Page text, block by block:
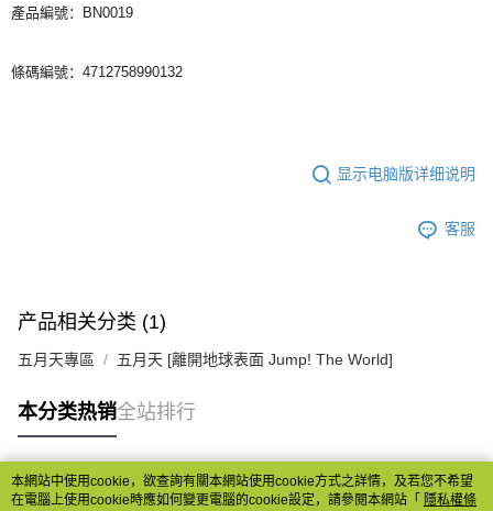
每笔NT$65，满NT$1,000(含以上)免运费
每笔NT$85，满NT$1,000(含以上)免运费
產品編號：BN0019
條碼編號：4712758990132
显示电脑版详细说明
客服
产品相关分类 (1)
五月天專區 五月天 [離開地球表面 Jump! The World]
本分类热销全站排行
热门标签
本網站中使用cookie，欲查詢有關本網站使用cookie方式之詳情，及若您不希望
在電腦上使用cookie時應如何變更電腦的cookie設定，請參閱本網站「 隱私權條